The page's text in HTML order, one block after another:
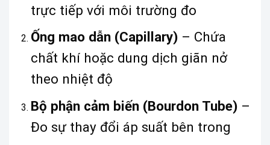
trực tiếp với môi trường đo
Ống mao dẫn (Capillary)– Chứa
chất khí hoặc dung dịch giãn nở
theo nhiệt độ
Bộ phận cảm biến (Bourdon Tube)–
Đo sự thay đổi áp suất bên trong